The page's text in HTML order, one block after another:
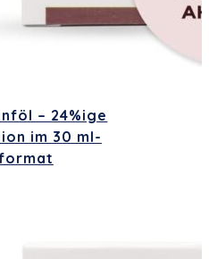
– 24%ige
im 30 ml-